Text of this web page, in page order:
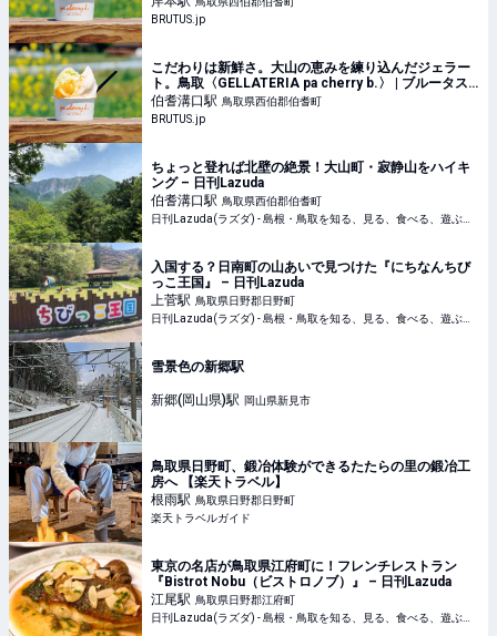
BRUTUS.jp
こだわりは新鮮さ。大山の恵みを練り込んだジェラー
ト。鳥取〈GELLATERIA pa cherry b.〉 | ブルータス|
BRUTUS.jp
伯耆溝口駅 鳥取県西伯郡伯耆町
BRUTUS.jp
ちょっと登れば北壁の絶景！大山町・寂静山をハイキ
ング – 日刊Lazuda
伯耆溝口駅 鳥取県西伯郡伯耆町
入国する？日南町の山あいで見つけた『にちなんちび
っこ王国』 – 日刊Lazuda
上菅駅 鳥取県日野郡日野町
雪景色の新郷駅
新郷(岡山県)駅 岡山県新見市
鳥取県日野町、鍛冶体験ができるたたらの里の鍛冶工
房へ 【楽天トラベル】
根雨駅 鳥取県日野郡日野町
楽天トラベルガイド
東京の名店が鳥取県江府町に！フレンチレストラン
『Bistrot Nobu（ビストロノブ）』 – 日刊Lazuda
江尾駅 鳥取県日野郡江府町